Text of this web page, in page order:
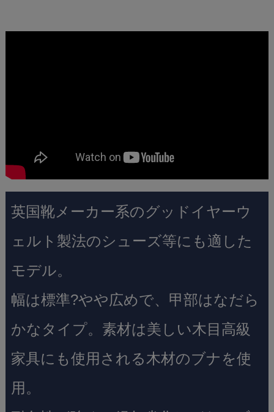
英国靴メーカー系のグッドイヤーウ
ェルト製法のシューズ等にも適した
モデル。
幅は標準?やや広めで、甲部はなだら
かなタイプ。素材は美しい木目高級
家具にも使用される木材のブナを使
用。